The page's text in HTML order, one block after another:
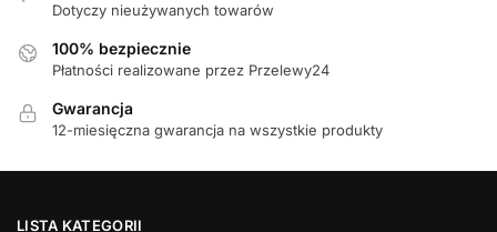
Dotyczy nieużywanych towarów
100% bezpiecznie
Płatności realizowane przez Przelewy24
Gwarancja
12-miesięczna gwarancja na wszystkie produkty
LISTA KATEGORII